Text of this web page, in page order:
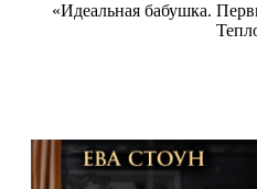
«Идеальная бабушка.